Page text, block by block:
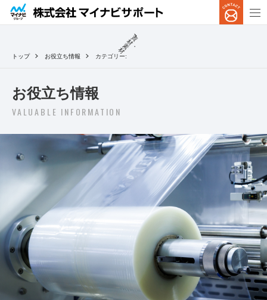
トップ お役立ち情報 カテゴリー:
資
材
・素
材
お役立ち情報
VALUABLE INFORMATION